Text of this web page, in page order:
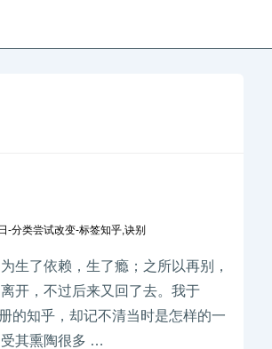
-分类尝试改变-标签知乎,诀别
生了依赖，生了瘾；之所以再别，
开，不过后来又回了去。我于
的知乎，却记不清当时是怎样的一
其熏陶很多 …